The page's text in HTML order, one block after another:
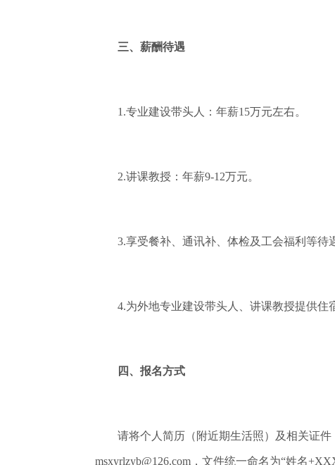
三、薪酬待遇
1.专业建设带头人：年薪15万元左右。
2.讲课教授：年薪9-12万元。
3.享受餐补、通讯补、体检及工会福利等待
4.为外地专业建设带头人、讲课教授提供住
四、报名方式
请将个人简历（附近期生活照）及相关证件
msxyrlzyb@126.com，文件统一命名为“姓名